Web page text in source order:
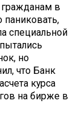
гражданам в
паниковать,
специальной
но
что Банк
курса
на бирже в